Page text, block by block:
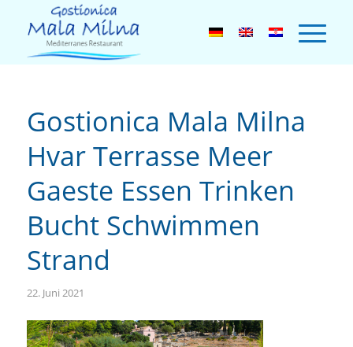
Gostionica Mala Milna
Hvar Terrasse Meer
Gaeste Essen Trinken
Bucht Schwimmen
Strand
22. Juni 2021